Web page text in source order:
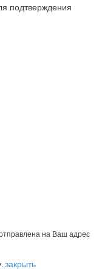
подтверждения
на Ваш адрес
закрыть